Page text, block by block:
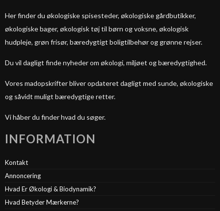
Her finder du økologiske spisesteder, økologiske gårdbutikker,
økologiske bager, økologisk tøj til børn og voksne, økologisk
hudpleje, grøn frisør, bæredygtigt boligtilbehør og grønne rejser.
Du vil dagligt finde nyheder om økologi, miljøet og bæredygtighed.
Vores madopskrifter bliver opdateret dagligt med sunde, økologiske
og såvidt muligt bæredygtige retter.
Vi håber du finder hvad du søger.
INFORMATION
Kontakt
Annoncering
Hvad Er Økologi & Biodynamik?
Hvad Betyder Mærkerne?